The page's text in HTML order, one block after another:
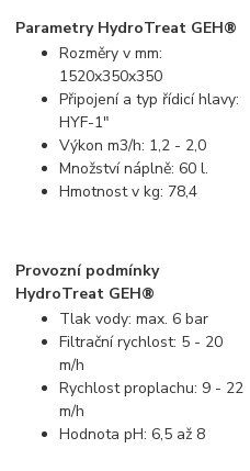
Parametry HydroTreat GEH®
Rozměry v mm:
1520x350x350
Připojení a typ řídicí hlavy:
HYF-1"
Výkon m3/h: 1,2 - 2,0
Množství náplně: 60 l.
Hmotnost v kg: 78,4
Provozní podmínky
HydroTreat GEH®
Tlak vody: max. 6 bar
Filtrační rychlost: 5 - 20
m/h
Rychlost proplachu: 9 - 22
m/h
Hodnota pH: 6,5 až 8